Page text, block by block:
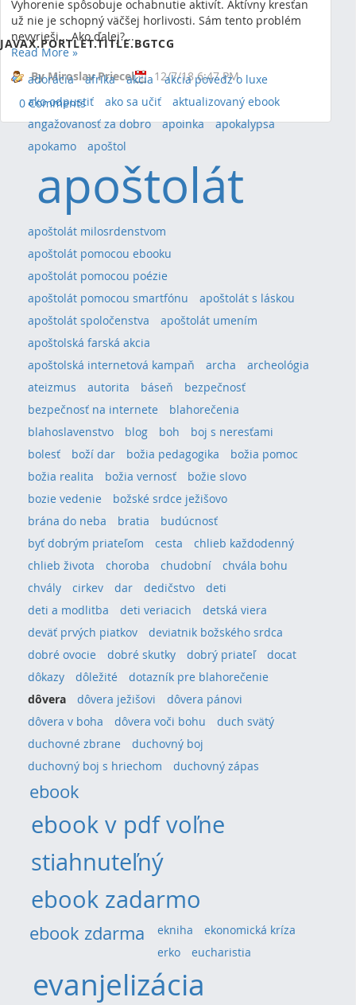
Vyhorenie spôsobuje ochabnutie aktivít. Aktívny kresťan
už nie je schopný väčšej horlivosti. Sám tento problém
nevyrieši... Ako ďalej?...
Read More»
By Miroslav Priecel
12/7/18 6:47 PM
0 Comments
Showing 0 results.
JAVAX.PORTLET.TITLE.BGTCG
adorácia afrika akcia
akcia povedz o luxe
ako odpustiť
ako sa učiť
aktualizovaný ebook
angažovanosť za dobro
apoinka
apokalypsa
apokamo
apoštol
apoštolát
apoštolát milosrdenstvom
apoštolát pomocou ebooku
apoštolát pomocou poézie
apoštolát pomocou smartfónu
apoštolát s láskou
apoštolát spoločenstva
apoštolát umením
apoštolská farská akcia
apoštolská internetová kampaň
archa
archeológia
ateizmus
autorita báseň
bezpečnosť
bezpečnosť na internete
blahorečenia
blahoslavenstvo
blog boh
boj s neresťami
bolesť
boží dar božia pedagogika
božia pomoc
božia realita
božia vernosť
božie slovo
bozie vedenie
božské srdce ježišovo
brána do neba
bratia
budúcnosť
byť dobrým priateľom
cesta
chlieb každodenný
chlieb života
choroba chudobní
chvála bohu
chvály
cirkev dar dedičstvo
deti
deti a modlitba
deti veriacich
detská viera
deväť prvých piatkov
deviatnik božského srdca
dobré ovocie
dobré skutky dobrý priateľ
docat
dôkazy
dôležité
dotazník pre blahorečenie
dôvera
dôvera ježišovi
dôvera pánovi
dôvera v boha
dôvera voči bohu
duch svätý
duchovné zbrane
duchovný boj
duchovný boj s hriechom
duchovný zápas
ebook
ebook v pdf voľne
stiahnuteľný
ebook zadarmo
ebook zdarma ekniha
ekonomická kríza
erko
eucharistia
evanjelizácia